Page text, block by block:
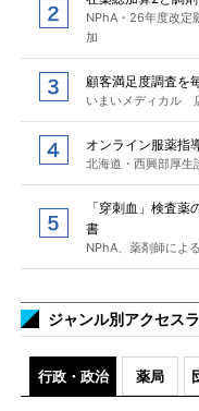
NPhA・26年度改定
加
顧客満足度調査を
いまいメディカル
オンライン服薬指
北海道・西興部厚生
「穿刺血」検査
書
NPhA、薬剤師によ
ジャンル別アクセス
行政・政治 薬局